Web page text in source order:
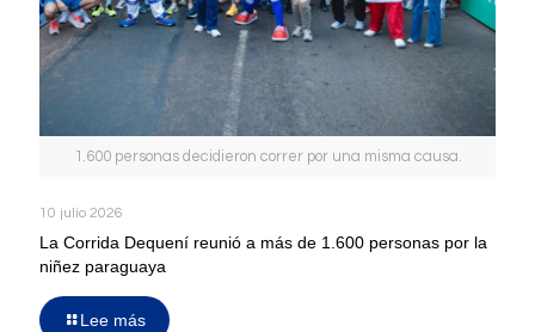
1.600 personas decidieron correr por una misma causa.
10 julio 2026
La Corrida Dequení reunió a más de 1.600 personas por la
niñez paraguaya
Lee más